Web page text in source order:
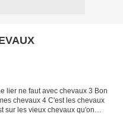
lier ne faut avec chevaux 3 Bon
chevaux 4 C'est les chevaux
sur les vieux chevaux qu'on